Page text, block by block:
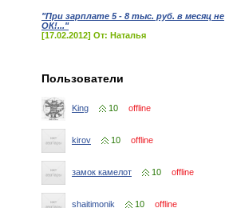
"При зарплате 5 - 8 тыс. руб. в месяц не
ОК!..."
[17.02.2012] От: Наталья
Пользователи
King 10 offline
kirov 10 offline
замок камелот 10 offline
shaitimonik 10 offline